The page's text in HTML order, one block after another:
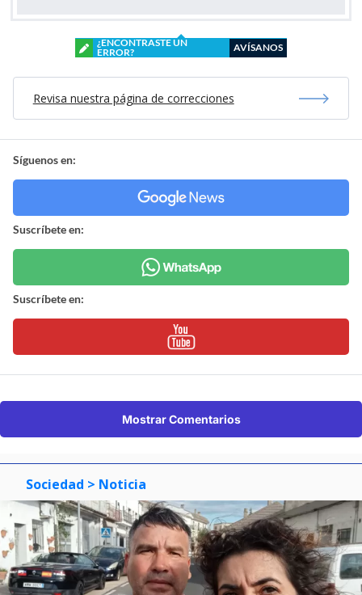
¿ENCONTRASTE UN
ERROR?
AVÍSANOS
Revisa nuestra página de correcciones
Síguenos en:
Suscríbete en:
Suscríbete en:
Mostrar Comentarios
Sociedad > Noticia